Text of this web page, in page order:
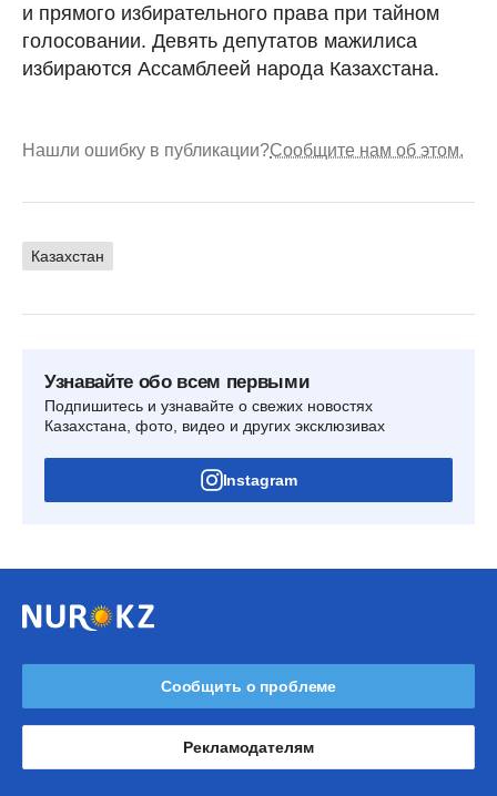
и прямого избирательного права при тайном
голосовании. Девять депутатов мажилиса
избираются Ассамблеей народа Казахстана.
Нашли ошибку в публикации?Сообщите нам об этом.
Казахстан
Узнавайте обо всем первыми
Подпишитесь и узнавайте о свежих новостях
Казахстана, фото, видео и других эксклюзивах
Instagram
Сообщить о проблеме
Рекламодателям